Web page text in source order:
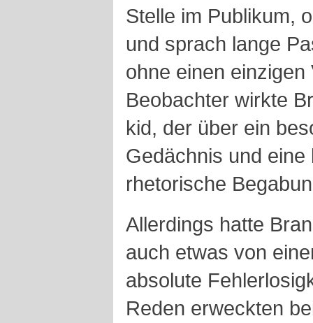
Stelle im Publikum,
und sprach lange
ohne einen einzigen
Beobachter wirkte
kid, der über ein
Gedächnis und
rhetorische
Allerdings hatte
auch etwas von
absolute
Reden erweckten